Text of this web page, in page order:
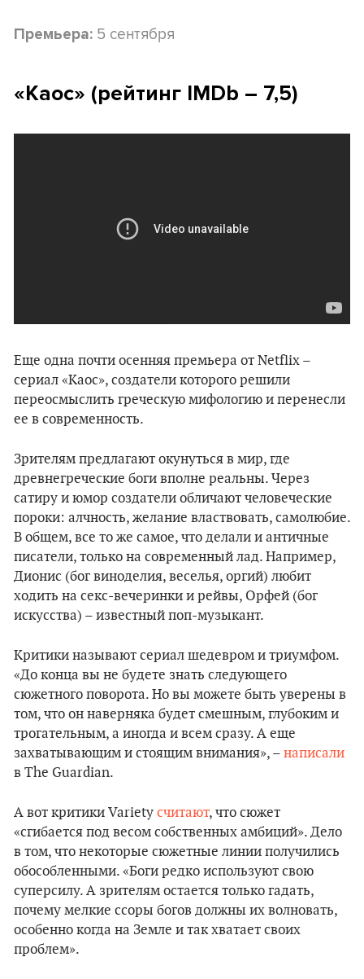
Премьера: 5 сентября
«Каос» (рейтинг IMDb – 7,5)
Еще одна почти осенняя премьера от Netflix –
сериал «Каос», создатели которого решили
переосмыслить греческую мифологию и перенесли
ее в современность.
Зрителям предлагают окунуться в мир, где
древнегреческие боги вполне реальны. Через
сатиру и юмор создатели обличают человеческие
пороки: алчность, желание властвовать, самолюбие.
В общем, все то же самое, что делали и античные
писатели, только на современный лад. Например,
Дионис (бог виноделия, веселья, оргий) любит
ходить на секс-вечеринки и рейвы, Орфей (бог
искусства) – известный поп-музыкант.
Критики называют сериал шедевром и триумфом.
«До конца вы не будете знать следующего
сюжетного поворота. Но вы можете быть уверены в
том, что он наверняка будет смешным, глубоким и
трогательным, а иногда и всем сразу. А еще
захватывающим и стоящим внимания», – написали
в The Guardian.
А вот критики Variety считают, что сюжет
«сгибается под весом собственных амбиций». Дело
в том, что некоторые сюжетные линии получились
обособленными. «Боги редко используют свою
суперсилу. А зрителям остается только гадать,
почему мелкие ссоры богов должны их волновать,
особенно когда на Земле и так хватает своих
проблем».